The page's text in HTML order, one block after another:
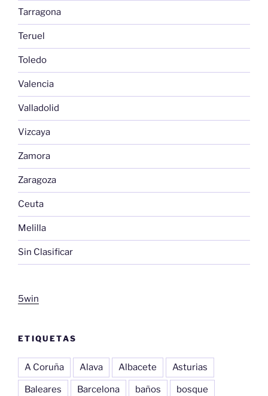
Tarragona
Teruel
Toledo
Valencia
Valladolid
Vizcaya
Zamora
Zaragoza
Ceuta
Melilla
Sin Clasificar
5win
ETIQUETAS
A Coruña Alava Albacete Asturias
Baleares Barcelona baños bosque